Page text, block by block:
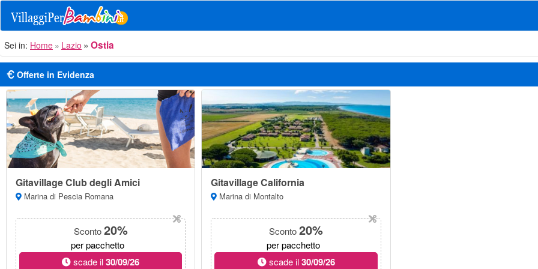
Sei in: Home Lazio Ostia
Offerte in Evidenza
Gitavillage Club degli Amici
Marina di Pescia Romana
Sconto20%
per pacchetto
scade il30/09/26
Gitavillage California
Marina di Montalto
Sconto20%
per pacchetto
scade il30/09/26